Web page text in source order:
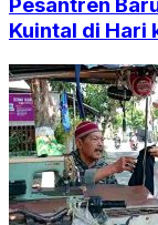
Pesantren
Kuintal di Hari